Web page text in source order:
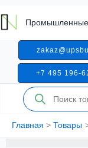
к
содержимому
+7 495 196-
Поиск
товаров
Главная Товары